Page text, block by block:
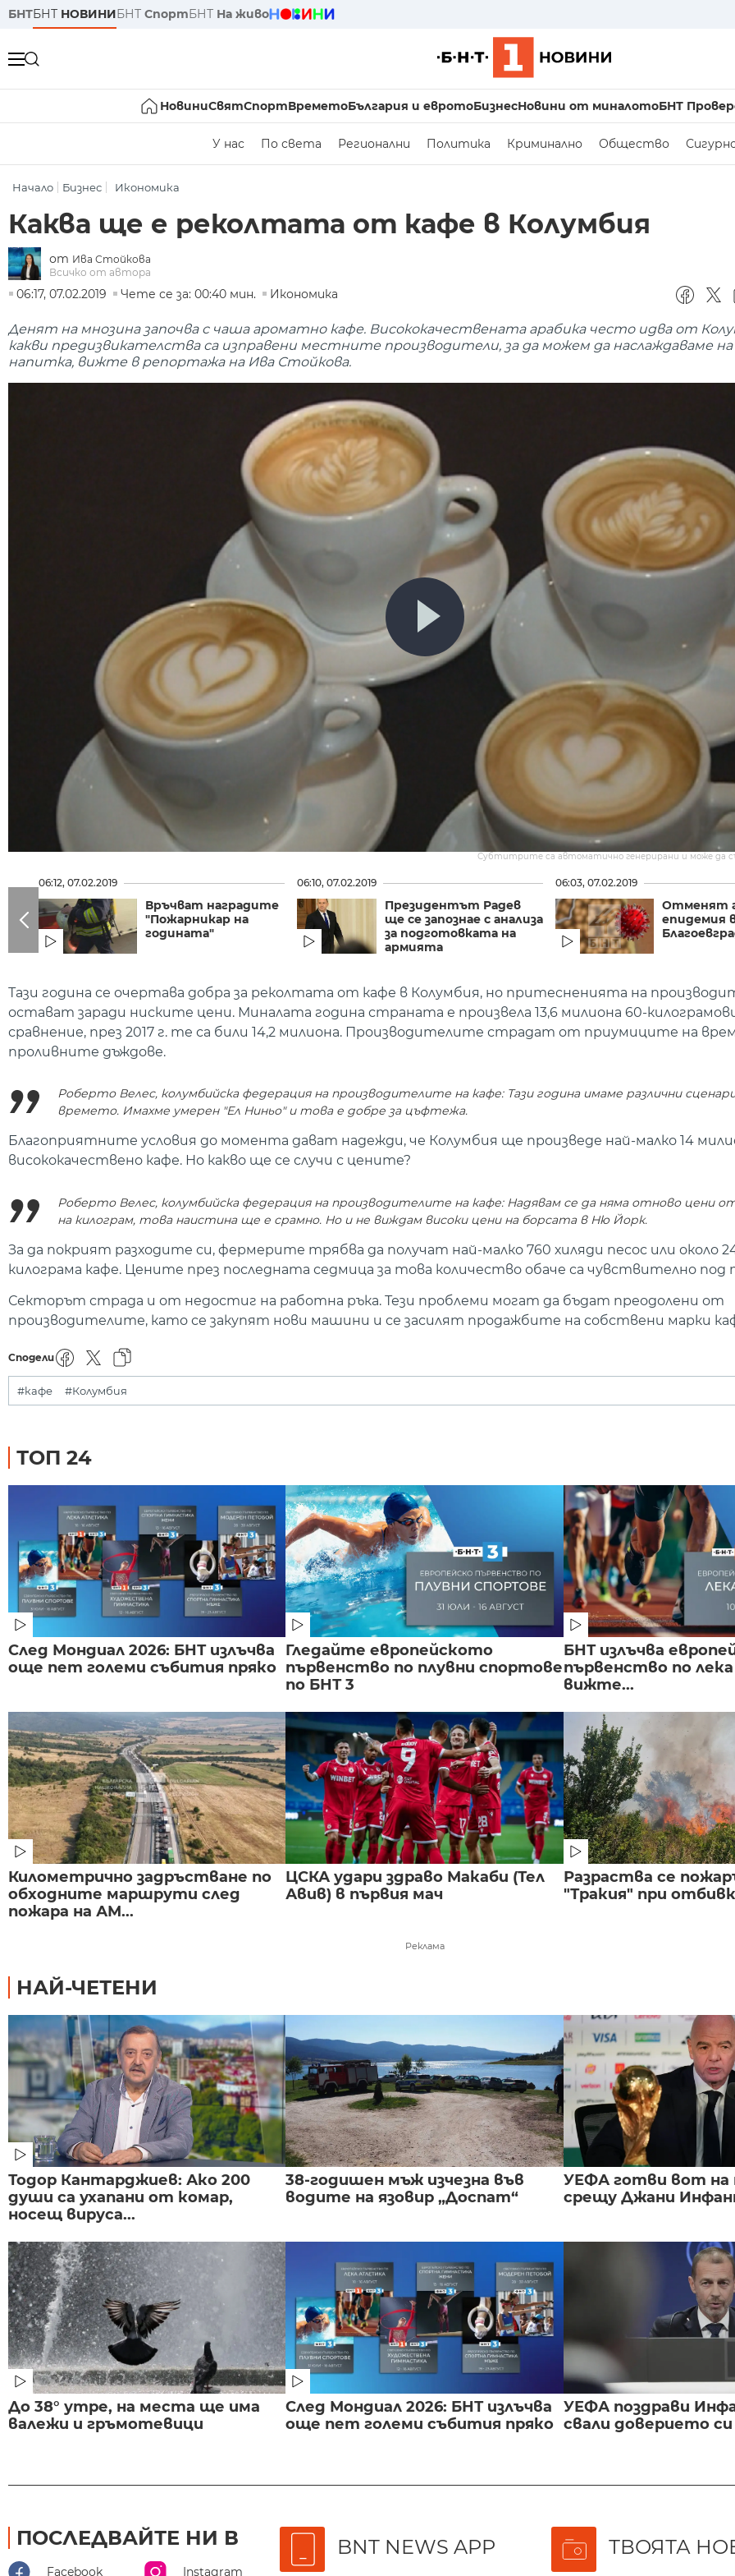
БНТБНТ НОВИНИБНТ СпортБНТ На живо
НовиниСвятСпортВреметоБългария и евротоБизнесНовини от миналотоБНТ
У нас По света Регионални Политика Криминално Общество
Начало Бизнес Икономика
Каква ще е реколтата от кафе в Колумбия
от Ива Стойкова
Всичко от автора
06:17, 07.02.2019
Чете се за: 00:40 мин. Икономика
Денят на мнозина започва с чаша ароматно кафе. Висококачествената арабика често идва от
какви предизвикателства са изправени местните производители, за да можем да наслаждаваме
напитка, вижте в репортажа на Ива Стойкова.
Субтитрите са автоматично генерирани и може да
06:12, 07.02.2019
Връчват наградите
"Пожарникар на
годината"
06:10, 07.02.2019
Президентът Радев
ще се запознае с анализа
за подготовката на
армията
06:03, 07.02.2019
Отменят
епидемия
Тази година се очертава добра за реколтата от кафе в Колумбия, но притесненията на
остават заради ниските цени. Миналата година страната е произвела 13,6 милиона 60-килограмови
сравнение, през 2017 г. те са били 14,2 милиона. Производителите страдат от приумиците на
проливните дъждове.
Роберто Велес, колумбийска федерация на производителите на кафе: Тази година имаме различни
времето. Имахме умерен "Ел Ниньо" и това е добре за цъфтежа.
Благоприятните условия до момента дават надежди, че Колумбия ще произведе най-малко 14
висококачествено кафе. Но какво ще се случи с цените?
Роберто Велес, колумбийска федерация на производителите на кафе: Надявам се да няма отново цени
на килограм, това наистина ще е срамно. Но и не виждам високи цени на борсата в Ню Йорк.
За да покрият разходите си, фермерите трябва да получат най-малко 760 хиляди песос или около
килограма кафе. Цените през последната седмица за това количество обаче са чувствително под
Секторът страда и от недостиг на работна ръка. Тези проблеми могат да бъдат преодолени от
производителите, като се закупят нови машини и се засилят продажбите на собствени марки
Сподели
#кафе #Колумбия
ТОП 24
След Мондиал 2026: БНТ излъчва
още пет големи събития пряко
Гледайте европейското
първенство по плувни спортове
по БНТ 3
БНТ излъчва
първенство по
вижте...
Километрично задръстване по
обходните маршрути след
пожара на АМ...
ЦСКА удари здраво Макаби (Тел
Авив) в първия мач
Разраства се
"Тракия" при
Реклама
НАЙ-ЧЕТЕНИ
Тодор Кантарджиев: Ако 200
души са ухапани от комар,
носещ вируса...
38-годишен мъж изчезна във
водите на язовир „Доспат“
УЕФА готви вот на
срещу Джани
До 38° утре, на места ще има
валежи и гръмотевици
След Мондиал 2026: БНТ излъчва
още пет големи събития пряко
УЕФА поздрави
свали доверието
ПОСЛЕДВАЙТЕ НИ В
Facebook Instagram
BNT NEWS APP ТВОЯТА